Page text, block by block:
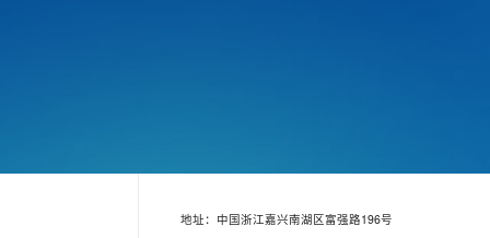
地址：中国浙江嘉兴南湖区富强路196号